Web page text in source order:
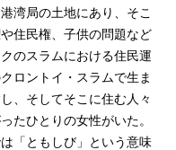
湾局の土地にあり、そこ
住民権、子供の問題など
のスラムにおける住民運
ロントイ・スラムで生ま
、そしてそこに住む人々
たひとりの女性がいた。
「ともしび」という意味